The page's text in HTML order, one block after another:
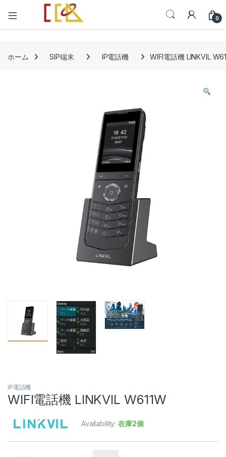
Open 0
ホーム SIP端末 IP電話機 WIFI電話機 LINKVIL
IP電話機
WIFI電話機 LINKVIL W611W
Availability:在庫2個